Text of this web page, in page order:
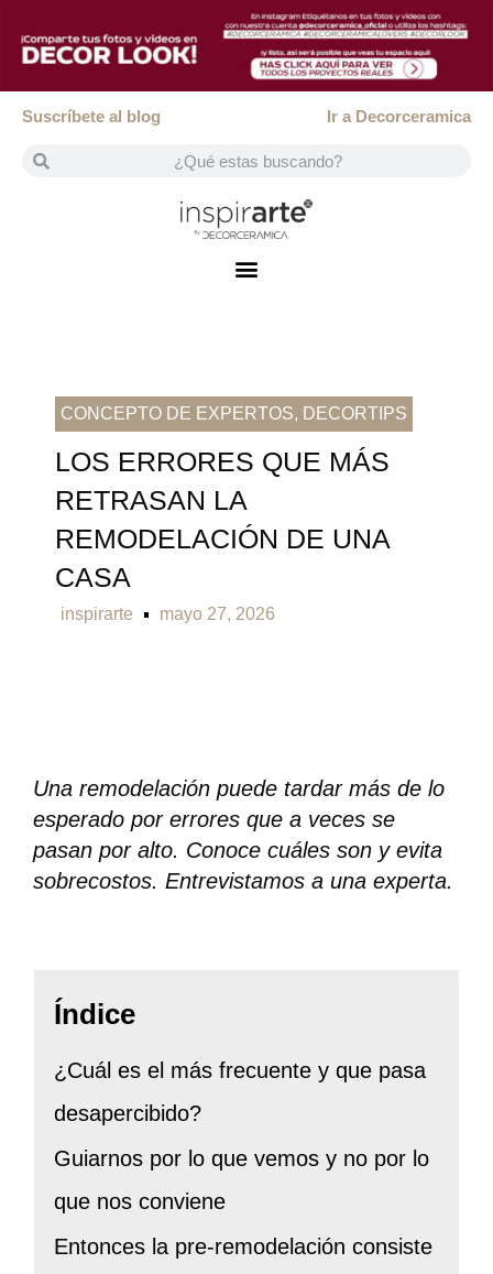
Suscríbete al blog Ir a Decorceramica
CONCEPTO DE EXPERTOS, DECORTIPS
LOS ERRORES QUE MÁS
RETRASAN LA
REMODELACIÓN DE UNA
CASA
inspirarte mayo 27, 2026
Una remodelación puede tardar más de lo
esperado por errores que a veces se
pasan por alto. Conoce cuáles son y evita
sobrecostos. Entrevistamos a una experta.
Índice
¿Cuál es el más frecuente y que pasa
desapercibido?
Guiarnos por lo que vemos y no por lo
que nos conviene
Entonces la pre-remodelación consiste